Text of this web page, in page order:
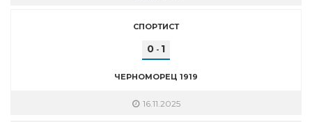
СПОРТИСТ
0 - 1
ЧЕРНОМОРЕЦ 1919
16.11.2025